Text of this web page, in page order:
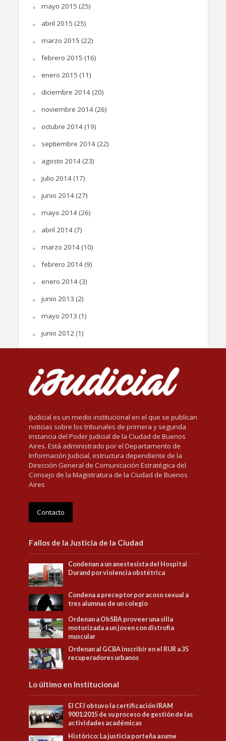
mayo 2015 (25)
abril 2015 (25)
marzo 2015 (22)
febrero 2015 (16)
enero 2015 (11)
diciembre 2014(20)
noviembre 2014(26)
octubre 2014(19)
septiembre 2014(22)
agosto 2014(23)
julio 2014(17)
junio 2014(27)
mayo 2014(26)
abril 2014(7)
marzo 2014(10)
febrero 2014(9)
enero 2014(3)
junio 2013 (2)
mayo 2013 (1)
junio 2012(1)
iJudicial es un medio institucional en el que se publican
noticias sobre los tribunales de primera y segunda
instancia del Poder Judicial de la Ciudad de Buenos
Aires. Está administrado por el Departamento de
Información Judicial, estructura dependiente de la
Dirección General de Comunicación Estratégica del
Consejo de la Magistratura de la Ciudad de Buenos
Aires
Contacto
Fallos de la Justicia de la Ciudad
Condenan a un anestesista del Hospital
Durand por violencia obstétrica
Condena a preceptor por acoso sexual a
tres alumnas de un colegio
Ordenan a ObSBA proveer una silla
motorizada a un joven con distrofia
muscular
Ordenan al GCBA inscribir en el RUR a 35
recuperadores urbanos
Lo último en Institucional
El CFJ obtuvo la certificación IRAM
9001:2015 de su proceso de gestión de las
actividades académicas
Histórico: La justicia porteña asume